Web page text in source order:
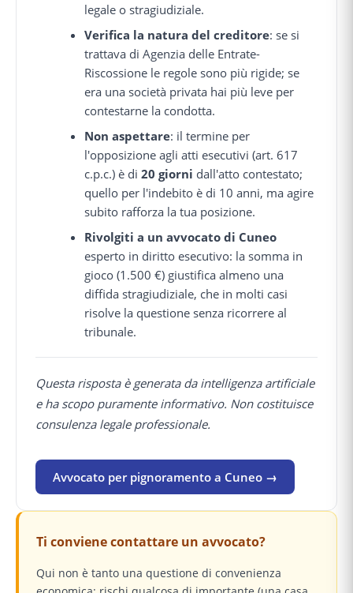
legale o stragiudiziale.
Verifica la natura del creditore: se si
trattava di Agenzia delle Entrate-
Riscossione le regole sono più rigide; se
era una società privata hai più leve per
contestarne la condotta.
Non aspettare: il termine per
l'opposizione agli atti esecutivi (art. 617
c.p.c.) è di20 giorni dall'atto contestato;
quello per l'indebito è di 10 anni, ma agire
subito rafforza la tua posizione.
Rivolgiti a un avvocato di Cuneo
esperto in diritto esecutivo: la somma in
gioco (1.500 €) giustifica almeno una
diffida stragiudiziale, che in molti casi
risolve la questione senza ricorrere al
tribunale.
Questa risposta è generata da intelligenza artificiale
e ha scopo puramente informativo. Non costituisce
consulenza legale professionale.
Avvocato per pignoramento a Cuneo →
Ti conviene contattare un avvocato?
Qui non è tanto una questione di convenienza